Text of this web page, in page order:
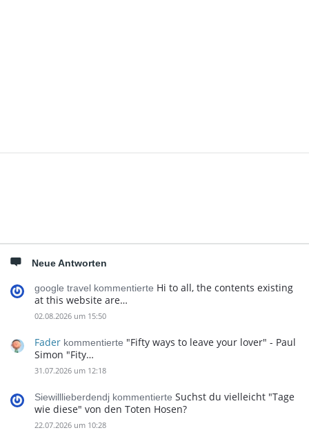
Neue Antworten
google travel kommentierte Hi to all, the contents existing
at this website are…
02.08.2026 um 15:50
Fader kommentierte "Fifty ways to leave your lover" - Paul
Simon "Fity…
31.07.2026 um 12:18
Siewilllieberdendj kommentierte Suchst du vielleicht "Tage
wie diese" von den Toten Hosen?
22.07.2026 um 10:28